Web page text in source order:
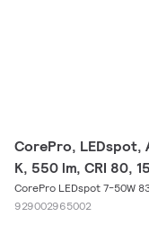
CorePro, LEDspot,
K, 550 lm, CRI 80,
CorePro LEDspot 7-50W
929002965002